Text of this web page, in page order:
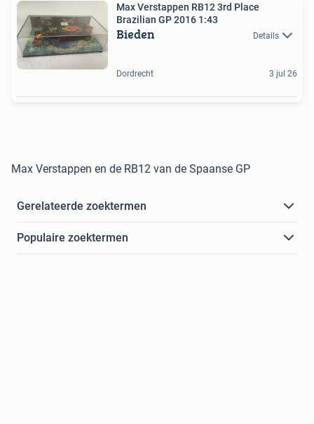
Max Verstappen RB12 3rd Place
Brazilian GP 2016 1:43
Bieden Details
Dordrecht 3 jul 26
Max Verstappen en de RB12 van de Spaanse GP
Gerelateerde zoektermen
Populaire zoektermen